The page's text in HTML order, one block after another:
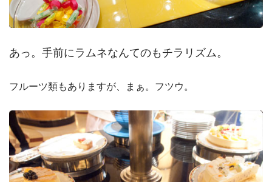
あっ。手前にラムネなんてのもチラリズム。
フルーツ類もありますが、まぁ。フツウ。